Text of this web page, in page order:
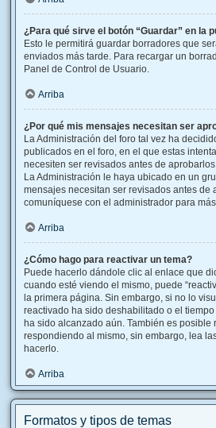
¿Para qué sirve el botón “Guardar” en la
Esto le permitirá guardar borradores que
enviados más tarde. Para recargar un
Panel de Control de Usuario.
Arriba
¿Por qué mis mensajes necesitan ser
La Administración del foro tal vez ha
publicados en el foro, en el que estas
necesiten ser revisados antes de
La Administración le haya ubicado en un
mensajes necesitan ser revisados antes de
comuníquese con el administrador para
Arriba
¿Cómo hago para reactivar un tema?
Puede hacerlo dándole clic al enlace que
cuando esté viendo el mismo, puede
la primera página. Sin embargo, si no lo
reactivado ha sido deshabilitado o el
ha sido alcanzado aún. También es posible
respondiendo al mismo, sin embargo, lea
hacerlo.
Arriba
Formatos y tipos de temas